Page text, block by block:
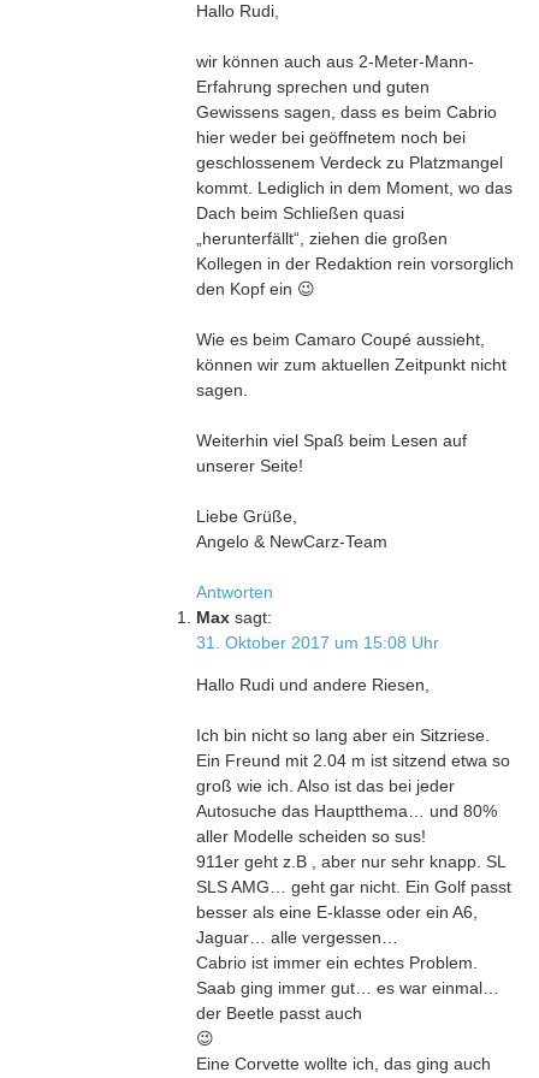
Hallo Rudi,
wir können auch aus 2-Meter-Mann-
Erfahrung sprechen und guten
Gewissens sagen, dass es beim Cabrio
hier weder bei geöffnetem noch bei
geschlossenem Verdeck zu Platzmangel
kommt. Lediglich in dem Moment, wo das
Dach beim Schließen quasi
„herunterfällt“, ziehen die großen
Kollegen in der Redaktion rein vorsorglich
den Kopf ein 😉
Wie es beim Camaro Coupé aussieht,
können wir zum aktuellen Zeitpunkt nicht
sagen.
Weiterhin viel Spaß beim Lesen auf
unserer Seite!
Liebe Grüße,
Angelo & NewCarz-Team
Antworten
Max sagt:
31. Oktober 2017 um 15:08 Uhr
Hallo Rudi und andere Riesen,
Ich bin nicht so lang aber ein Sitzriese.
Ein Freund mit 2.04 m ist sitzend etwa so
groß wie ich. Also ist das bei jeder
Autosuche das Hauptthema… und 80%
aller Modelle scheiden so sus!
911er geht z.B , aber nur sehr knapp. SL
SLS AMG… geht gar nicht. Ein Golf passt
besser als eine E-klasse oder ein A6,
Jaguar… alle vergessen…
Cabrio ist immer ein echtes Problem.
Saab ging immer gut… es war einmal…
der Beetle passt auch
😉
Eine Corvette wollte ich, das ging auch